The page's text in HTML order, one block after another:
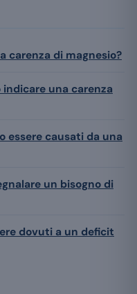
carenza di magnesio?
una carenza
essere causati da una
un bisogno di
dovuti a un deficit